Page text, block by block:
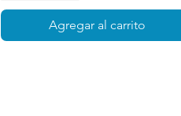
Agregar al carrito